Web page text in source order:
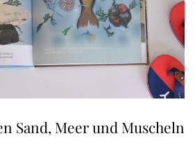
Sand, Meer und Muscheln